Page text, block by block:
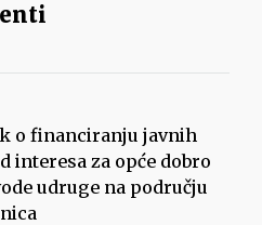
o financiranju javnih
interesa za opće dobro
udruge na području